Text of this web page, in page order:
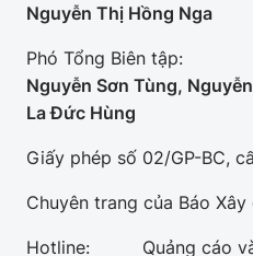
Nguyễn Thị Hồng Nga
Phó Tổng Biên tập:
Nguyễn Sơn Tùng,
La Đức Hùng
Giấy phép số 02/GP-BC,
Chuyên trang của Báo Xây
Hotline:
Quảng cáo